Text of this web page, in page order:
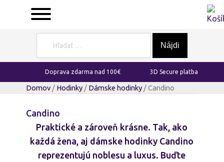
Doprava zdarma nad 100€ 3D Secure platba
Domov / Hodinky / Dámske hodinky / Candino
Candino
Praktické a zároveň krásne. Tak, ako
každá žena, aj dámske hodinky Candino
reprezentujú noblesu a luxus. Buďte